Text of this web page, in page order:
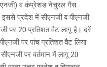
व कंप्रेशड नेचुरल गैस
प्रदेश में सीएनजी व पीएनजी
पर 20 प्रतिशत वैट लागू है। दरें
पर पांच प्रतिशत वैट लिया
पर वर्तमान में लागू 20